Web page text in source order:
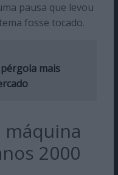
pausa que levou
fosse tocado.
mais
máquina
2000